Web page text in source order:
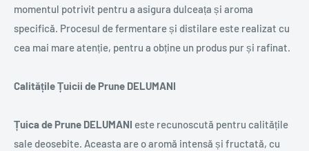
momentul potrivit pentru a asigura dulceața și aroma
specifică. Procesul de fermentare și distilare este realizat cu
cea mai mare atenție, pentru a obține un produs pur și rafinat.
Calitățile Țuicii de Prune DELUMANI
Țuica de Prune DELUMANI este recunoscută pentru calitățile
sale deosebite. Aceasta are o aromă intensă și fructată, cu